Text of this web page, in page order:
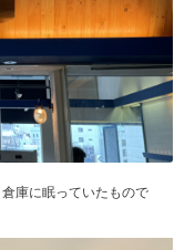
庫に眠っていたもので